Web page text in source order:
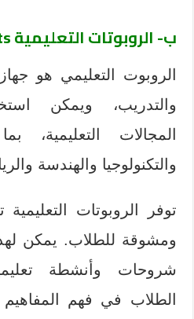
ب- الروبوتات التعليمية
الروبوت التعليمي هو
والتدريب، ويمكن
المجالات
والتكنولوجيا والهندسة
توفر الروبوتات التعليمية
ومشوقة للطلاب. يمكن
شروحات وأنشطة
الطلاب في فهم المفاهيم